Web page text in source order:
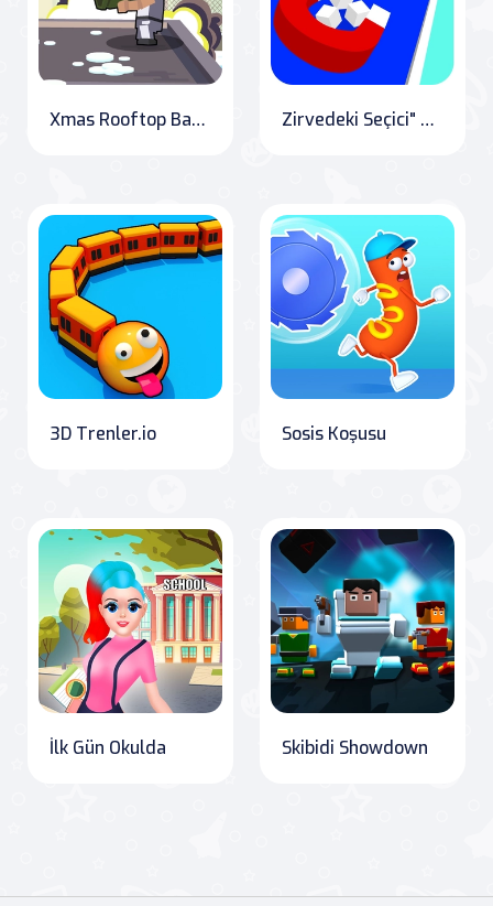
Xmas Rooftop Battles Zirvedeki Seçici" which translates to "The Picker on Top
3D Trenler.io Sosis Koşusu
İlk Gün Okulda Skibidi Showdown